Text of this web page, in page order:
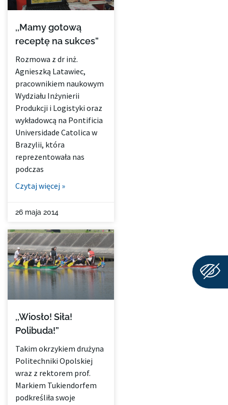
,,Mamy gotową
receptę na sukces”
Rozmowa z dr inż.
Agnieszką Latawiec,
pracownikiem naukowym
Wydziału Inżynierii
Produkcji i Logistyki oraz
wykładowcą na Pontificia
Universidade Catolica w
Brazylii, która
reprezentowała nas
podczas
Czytaj więcej »
26 maja 2014
,,Wiosło! Siła!
Polibuda!”
Takim okrzykiem drużyna
Politechniki Opolskiej
wraz z rektorem prof.
Markiem Tukiendorfem
podkreśliła swoje